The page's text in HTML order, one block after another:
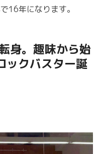
16年になります。
身。趣味から始
ックバスター誕